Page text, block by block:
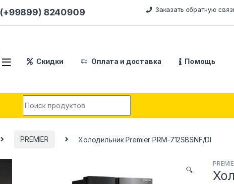
(+99899) 8240909 Заказать обратную
Скидки Оплата и доставка Помощь
PREMIER Холодильник Premier PRM-712SBSNF/DI
🔍